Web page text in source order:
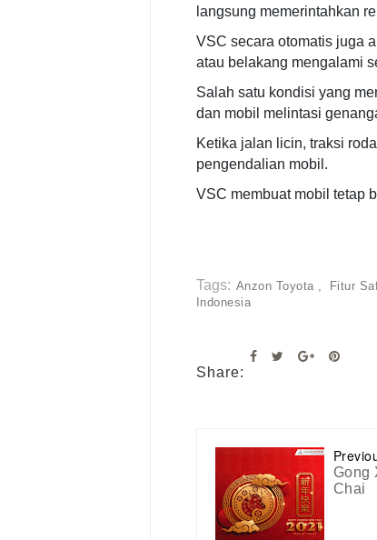
langsung memerintahkan
VSC secara otomatis juga
atau belakang mengalami
Salah satu kondisi yang
dan mobil melintasi
Ketika jalan licin, traksi
pengendalian mobil.
VSC membuat mobil tetap
Tags: Anzon Toyota Fitur
Indonesia
Share:
Gong
Chai